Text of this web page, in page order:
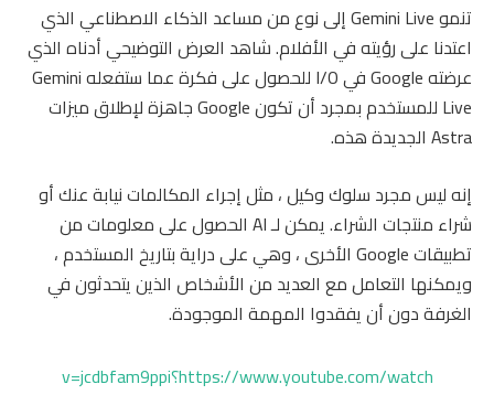
تنمو Gemini Live إلى نوع من مساعد الذكاء الاصطناعي الذي
اعتدنا على رؤيته في الأفلام. شاهد العرض التوضيحي أدناه الذي
عرضته Google في I/O للحصول على فكرة عما ستفعله Gemini
Live للمستخدم بمجرد أن تكون Google جاهزة لإطلاق ميزات
Astra الجديدة هذه.
إنه ليس مجرد سلوك وكيل ، مثل إجراء المكالمات نيابة عنك أو
شراء منتجات الشراء. يمكن لـ AI الحصول على معلومات من
تطبيقات Google الأخرى ، وهي على دراية بتاريخ المستخدم ،
ويمكنها التعامل مع العديد من الأشخاص الذين يتحدثون في
الغرفة دون أن يفقدوا المهمة الموجودة.
https://www.youtube.com/watch؟v=jcdbfam9ppi